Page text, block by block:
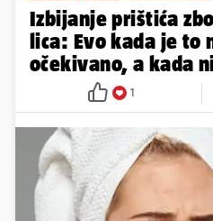
Izbijanje prištića
lica: Evo kada je to
očekivano, a kada
1